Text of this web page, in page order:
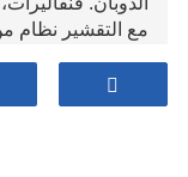
مع التقشير نظام
إلحاق شخص البق
صحيح السيطرة